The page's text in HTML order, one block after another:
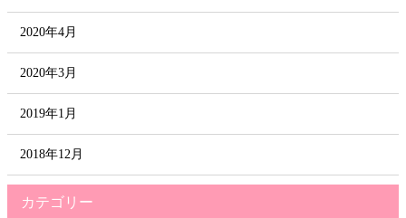
2020年4月
2020年3月
2019年1月
2018年12月
カテゴリー